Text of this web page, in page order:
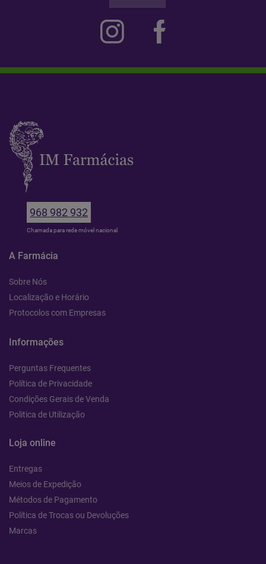
968 982 932
Chamada para rede móvel nacional
A Farmácia
Sobre Nós
Localização e Horário
Protocolos com Empresas
Informações
Perguntas Frequentes
Política de Privacidade
Condições Gerais de Venda
Politica de Utilização
Loja online
Entregas
Meios de Expedição
Métodos de Pagamento
Política de Trocas ou Devoluções
Marcas